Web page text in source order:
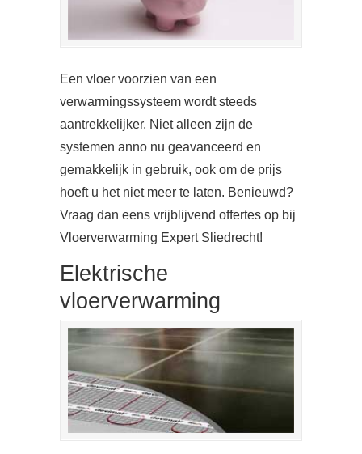
Een vloer voorzien van een
verwarmingssysteem wordt steeds
aantrekkelijker. Niet alleen zijn de
systemen anno nu geavanceerd en
gemakkelijk in gebruik, ook om de prijs
hoeft u het niet meer te laten. Benieuwd?
Vraag dan eens vrijblijvend offertes op bij
Vloerverwarming Expert Sliedrecht!
Elektrische
vloerverwarming